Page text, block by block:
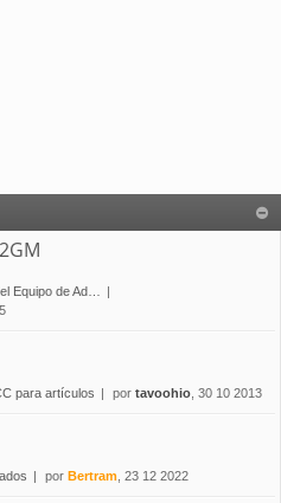
Equipo de Ad…
para artículos por tavoohio , 30 10 2013
por Bertram , 23 12 2022